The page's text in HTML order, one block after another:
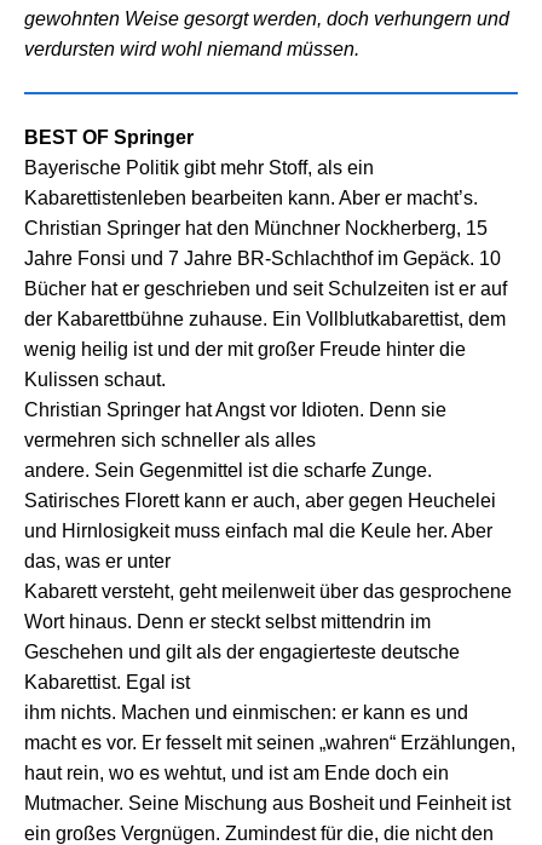
gewohnten Weise gesorgt werden, doch verhungern und
verdursten wird wohl niemand müssen.
BEST OF Springer
Bayerische Politik gibt mehr Stoff, als ein
Kabarettistenleben bearbeiten kann. Aber er macht’s.
Christian Springer hat den Münchner Nockherberg, 15
Jahre Fonsi und 7 Jahre BR-Schlachthof im Gepäck. 10
Bücher hat er geschrieben und seit Schulzeiten ist er auf
der Kabarettbühne zuhause. Ein Vollblutkabarettist, dem
wenig heilig ist und der mit großer Freude hinter die
Kulissen schaut.
Christian Springer hat Angst vor Idioten. Denn sie
vermehren sich schneller als alles
andere. Sein Gegenmittel ist die scharfe Zunge.
Satirisches Florett kann er auch, aber gegen Heuchelei
und Hirnlosigkeit muss einfach mal die Keule her. Aber
das, was er unter
Kabarett versteht, geht meilenweit über das gesprochene
Wort hinaus. Denn er steckt selbst mittendrin im
Geschehen und gilt als der engagierteste deutsche
Kabarettist. Egal ist
ihm nichts. Machen und einmischen: er kann es und
macht es vor. Er fesselt mit seinen „wahren“ Erzählungen,
haut rein, wo es wehtut, und ist am Ende doch ein
Mutmacher. Seine Mischung aus Bosheit und Feinheit ist
ein großes Vergnügen. Zumindest für die, die nicht den